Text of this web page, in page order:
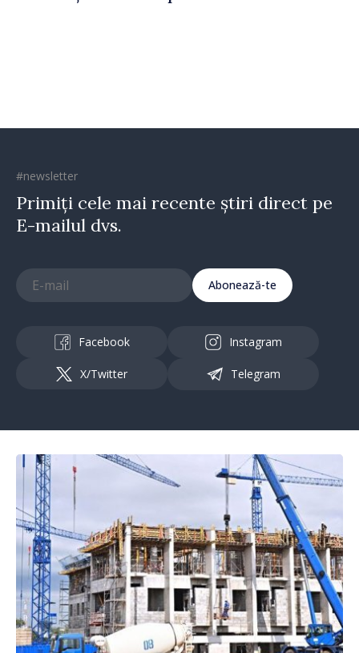
#newsletter
Primiți cele mai recente știri direct pe
E-mailul dvs.
Abonează-te
Facebook Instagram
X/Twitter Telegram